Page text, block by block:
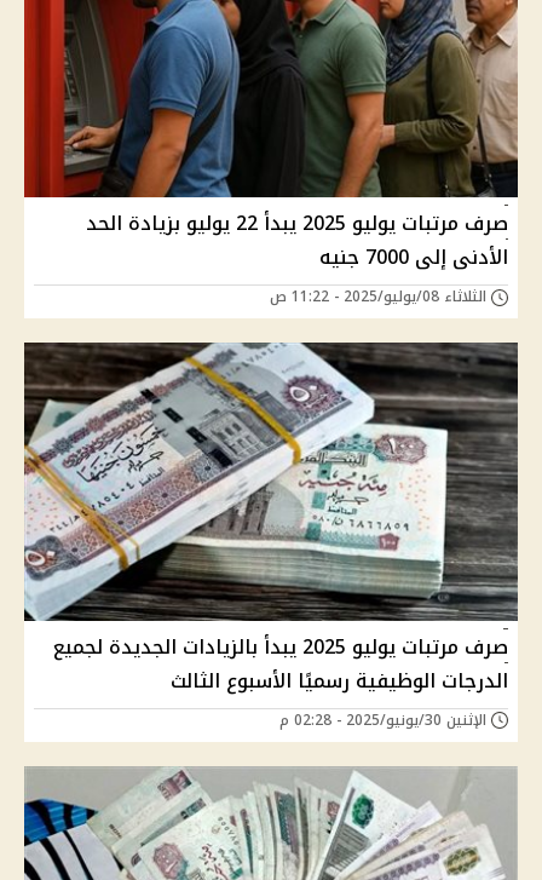
صرف مرتبات يوليو 2025 يبدأ 22 يوليو بزيادة الحد
الأدنى إلى 7000 جنيه
الثلاثاء 08/يوليو/2025 - 11:22 ص
صرف مرتبات يوليو 2025 يبدأ بالزيادات الجديدة لجميع
الدرجات الوظيفية رسميًا الأسبوع الثالث
الإثنين 30/يونيو/2025 - 02:28 م